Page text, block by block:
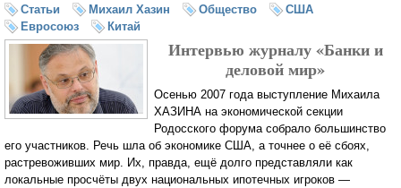
Статьи Михаил Хазин Общество
США
Евросоюз
Китай
Интервью журналу «Банки и
деловой мир»
Осенью 2007 года выступление Михаила
ХАЗИНА на экономической секции
Родосского форума собрало большинство
его участников. Речь шла об экономике США, а точнее о её сбоях,
растревоживших мир. Их, правда, ещё долго представляли как
локальные просчёты двух национальных ипотечных игроков —